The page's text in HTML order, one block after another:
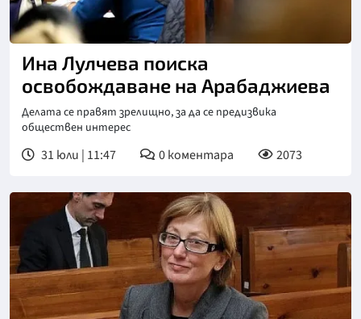
Ина Лулчева поиска
освобождаване на Арабаджиева
Делата се правят зрелищно, за да се предизвика
обществен интерес
31 юли | 11:47 0коментара 2073